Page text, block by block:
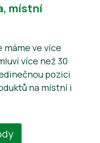
místní
máme ve více
více než 30
pozici
na místní i